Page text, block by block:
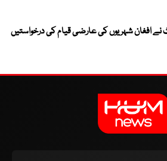
نے افغان شہریوں کی عارضی قیام کی درخواستیں